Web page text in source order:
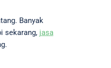
Banyak
sekarang, jasa